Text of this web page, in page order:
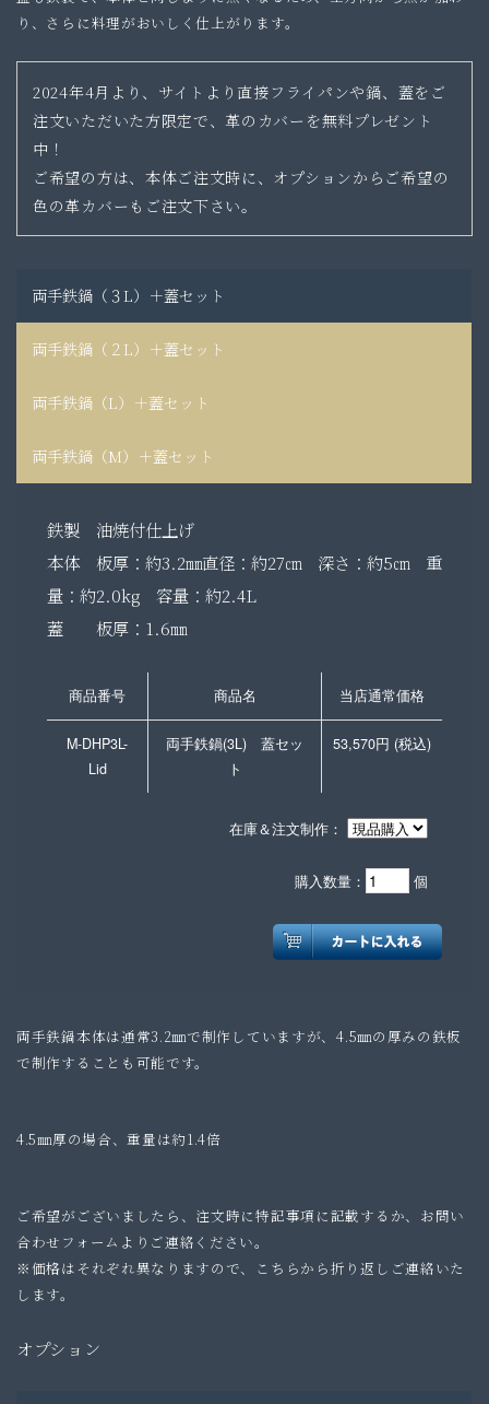
り、さらに料理がおいしく仕上がります。
2024年4月より、サイトより直接フライパンや鍋、蓋をご
注文いただいた方限定で、革のカバーを無料プレゼント
中！
ご希望の方は、本体ご注文時に、オプションからご希望の
色の革カバーもご注文下さい。
両手鉄鍋（３L）＋蓋セット
両手鉄鍋（２L）＋蓋セット
両手鉄鍋（L）＋蓋セット
両手鉄鍋（M）＋蓋セット
鉄製 油焼付仕上げ
本体 板厚：約3.2㎜直径：約27㎝ 深さ：約5㎝ 重
量：約2.0kg 容量：約2.4L
蓋 板厚：1.6㎜
商品番号 商品名 当店通常価格
M-DHP3L-
Lid
両手鉄鍋(3L) 蓋セッ
ト
53,570円 (税込)
在庫＆注文制作：
購入数量： 個
両手鉄鍋本体は通常3.2㎜で制作していますが、4.5㎜の厚みの鉄板
で制作することも可能です。
4.5㎜厚の場合、重量は約1.4倍
ご希望がございましたら、注文時に特記事項に記載するか、お問い
合わせフォームよりご連絡ください。
※価格はそれぞれ異なりますので、こちらから折り返しご連絡いた
します。
オプション